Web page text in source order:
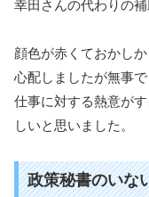
幸田さんの代わりの補
顔色が赤くておかし
心配しましたが無事で
仕事に対する熱意が
しいと思いました。
政策秘書のいな